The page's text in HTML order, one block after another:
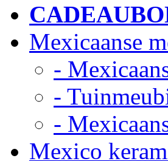
Mexicaanse
-
-
-
Mexico